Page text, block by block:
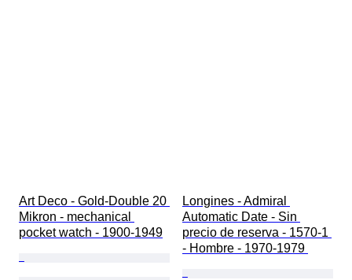
Art Deco - Gold-Double 20
Mikron - mechanical
pocket watch - 1900-1949
Longines - Admiral
Automatic Date - Sin
precio de reserva - 1570-1
- Hombre - 1970-1979